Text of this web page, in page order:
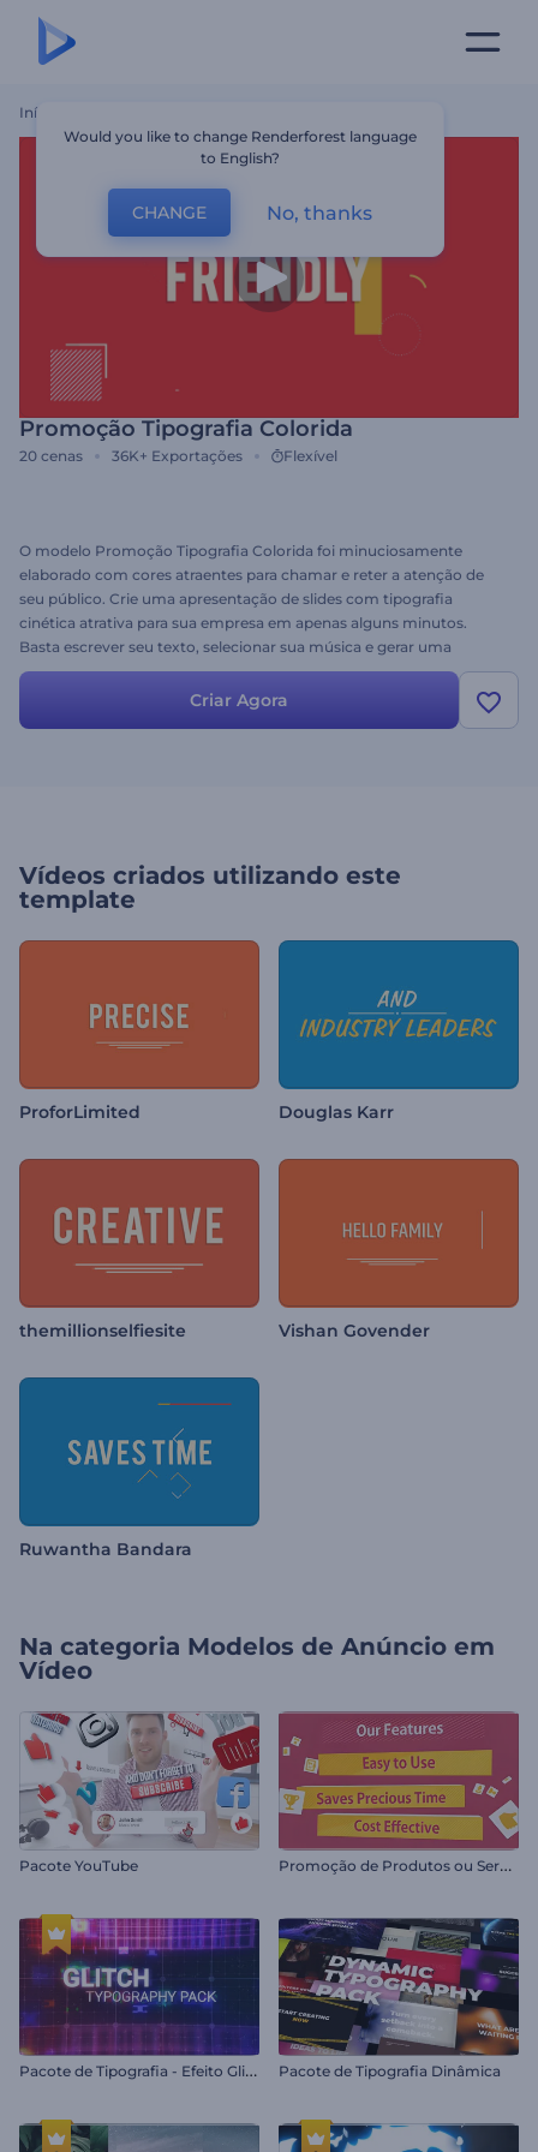
Início
Promoção Tipografia Colorida
20 cenas 36K+ Exportações Flexível
O modelo Promoção Tipografia Colorida foi minuciosamente
elaborado com cores atraentes para chamar e reter a atenção de
seu público. Crie uma apresentação de slides com tipografia
cinética atrativa para sua empresa em apenas alguns minutos.
Basta escrever seu texto, selecionar sua música e gerar uma
apresentação super profissional. Experimente grátis!
Criar Agora
Vídeos criados utilizando este
template
ProforLimited Douglas Karr
themillionselfiesite Vishan Govender
Ruwantha Bandara
Na categoria Modelos de Anúncio em
Vídeo
Pacote YouTube P
romoção de Produtos ou Serviços
P
acote de Tipografia - Efeito Glitch Pacote de Tipografia Dinâmica
Would you like to change Renderforest language
to English?
CHANGE No, thanks